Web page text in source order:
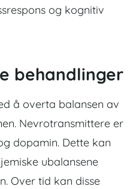
og kognitiv
behandlinger
å overta balansen av
Nevrotransmittere er
dopamin. Dette kan
ubalansene
Over tid kan disse